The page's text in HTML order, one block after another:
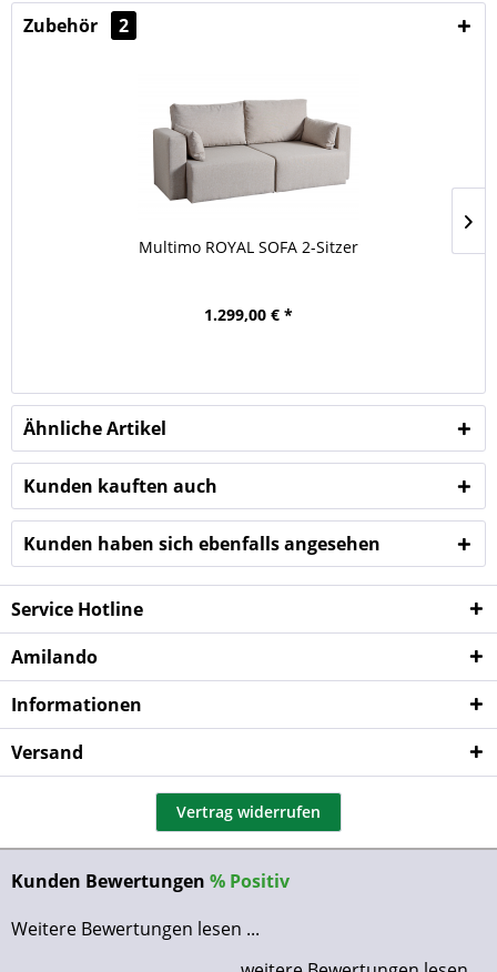
Zubehör 2
Multimo ROYAL SOFA 2-Sitzer
1.299,00 € *
Ähnliche Artikel
Kunden kauften auch
Kunden haben sich ebenfalls angesehen
Service Hotline
Amilando
Informationen
Versand
Vertrag widerrufen
Kunden Bewertungen % Positiv
Weitere Bewertungen lesen ...